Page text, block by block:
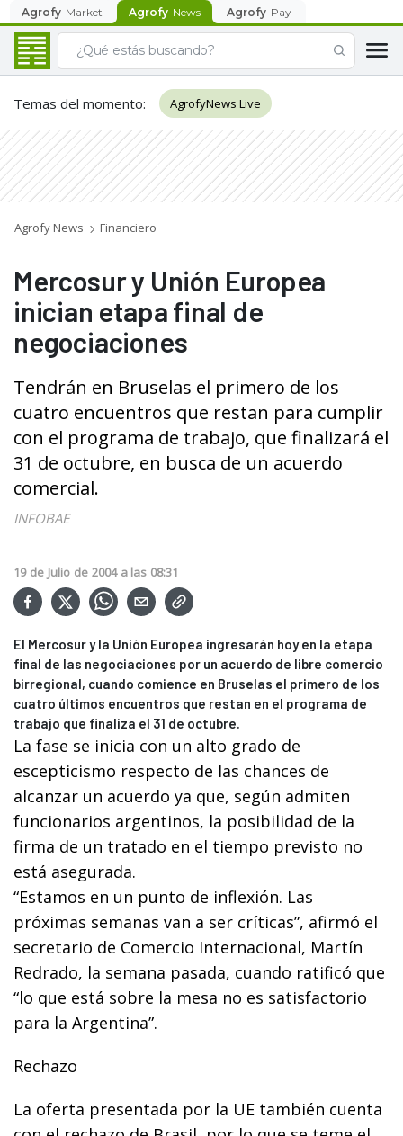
Agrofy Market Agrofy News Agrofy Pay
Temas del momento: AgrofyNews Live
Agrofy News Financiero
Mercosur y Unión Europea
inician etapa final de
negociaciones
Tendrán en Bruselas el primero de los
cuatro encuentros que restan para cumplir
con el programa de trabajo, que finalizará el
31 de octubre, en busca de un acuerdo
comercial.
INFOBAE
19 de Julio de 2004 a las 08:31
El Mercosur y la Unión Europea ingresarán hoy en la etapa
final de las negociaciones por un acuerdo de libre comercio
birregional, cuando comience en Bruselas el primero de los
cuatro últimos encuentros que restan en el programa de
trabajo que finaliza el 31 de octubre.
La fase se inicia con un alto grado de
escepticismo respecto de las chances de
alcanzar un acuerdo ya que, según admiten
funcionarios argentinos, la posibilidad de la
firma de un tratado en el tiempo previsto no
está asegurada.
“Estamos en un punto de inflexión. Las
próximas semanas van a ser críticas”, afirmó el
secretario de Comercio Internacional, Martín
Redrado, la semana pasada, cuando ratificó que
“lo que está sobre la mesa no es satisfactorio
para la Argentina”.
Rechazo
La oferta presentada por la UE también cuenta